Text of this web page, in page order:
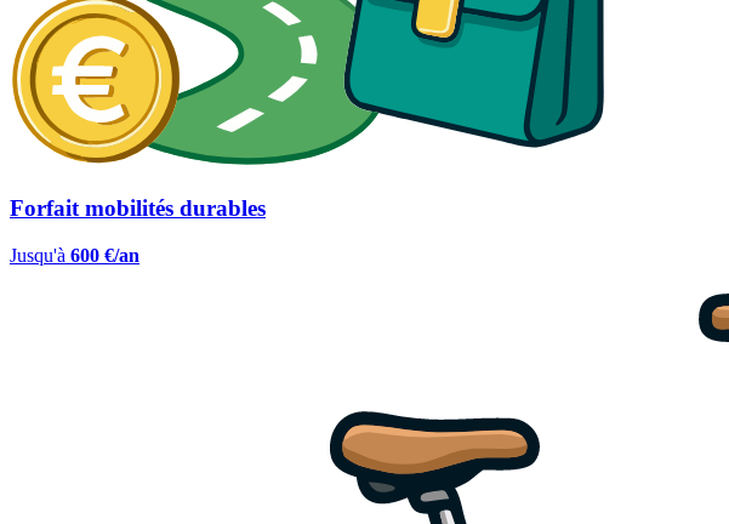
Forfait mobilités durables
Jusqu'à 600 €/an